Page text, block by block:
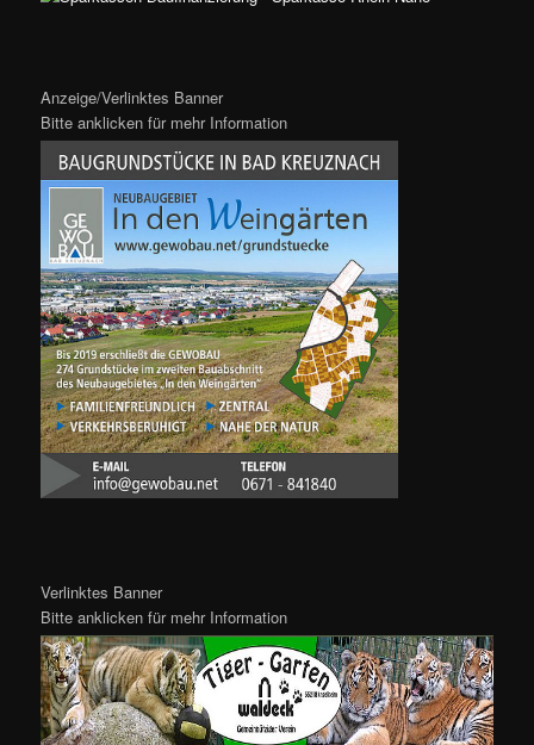
Anzeige/Verlinktes Banner
Bitte anklicken für mehr Information
Verlinktes Banner
Bitte anklicken für mehr Information